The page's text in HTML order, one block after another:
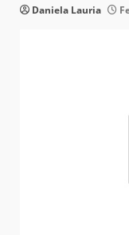
Daniela Lauria